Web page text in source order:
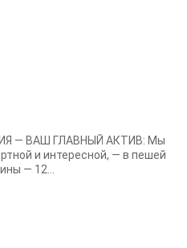
— ВАШ ГЛАВНЫЙ АКТИВ: Мы
и интересной, — в пешей
— 12...